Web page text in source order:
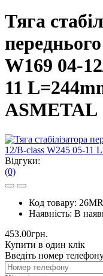
Тяга
W169 04-
11
ASMETAL
Відгуки:
(0)
Код товару:
Наявність: В
453.00грн.
Купити в один клік
Введіть номер